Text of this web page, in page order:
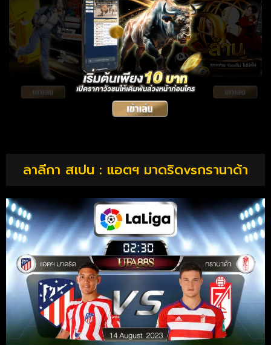
ลาลีกา สเปน : แอตฯ มาดริดvsกรานาด้า